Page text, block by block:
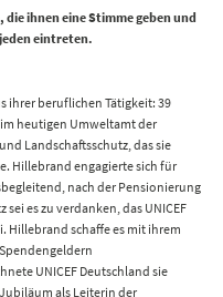
die ihnen eine Stimme geben und
eintreten.
ihrer beruflichen Tätigkeit: 39
heutigen Umweltamt der
Landschaftsschutz, das sie
Hillebrand engagierte sich für
nach der Pensionierung
es zu verdanken, das UNICEF
Hillebrand schaffe es mit ihrem
UNICEF Deutschland sie
als Leiterin der